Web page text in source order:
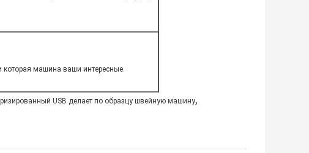
машина ваши интересные.
USB делает по образцу швейную машину,